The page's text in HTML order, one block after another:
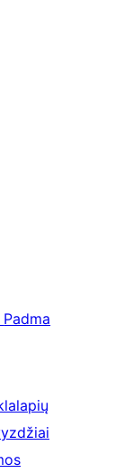
Padma